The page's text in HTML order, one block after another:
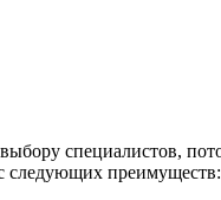
специалистов,
следующих преимуществ: